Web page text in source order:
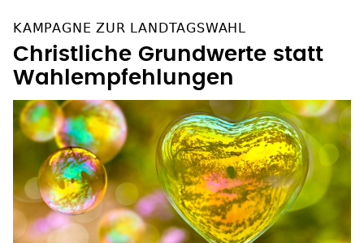
KAMPAGNE ZUR LANDTAGSWAHL
Christliche Grundwerte statt
Wahlempfehlungen